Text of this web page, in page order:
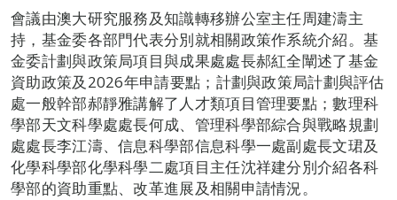
會議由澳大研究服務及知識轉移辦公室主任周建濤主
持，基金委各部門代表分別就相關政策作系統介紹。基
金委計劃與政策局項目與成果處處長郝紅全闡述了基金
資助政策及2026年申請要點；計劃與政策局計劃與評估
處一般幹部郝靜雅講解了人才類項目管理要點；數理科
學部天文科學處處長何成、管理科學部綜合與戰略規劃
處處長李江濤、信息科學部信息科學一處副處長文珺及
化學科學部化學科學二處項目主任沈祥建分別介紹各科
學部的資助重點、改革進展及相關申請情況。